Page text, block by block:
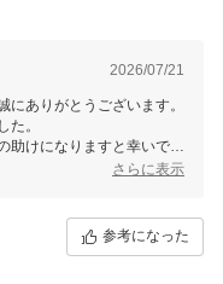
2026/07/21
にありがとうございます。
た。
助けになりますと幸いで
さらに表示
参考になった